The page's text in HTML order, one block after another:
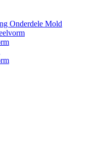
Onderdele Mold